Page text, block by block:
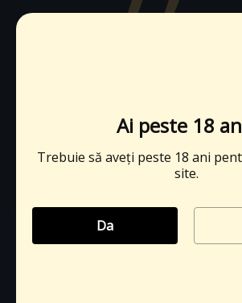
Ai peste 18
Trebuie să aveți peste 18 ani
site.
Da
+40 751 033 388
ABONEAZĂ-TE LA